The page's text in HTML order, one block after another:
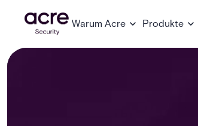
Warum Acre Produkte